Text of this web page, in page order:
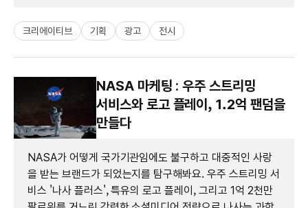
크리에이티브 기획 광고 전시
NASA 마케팅 : 우주 스트리밍
서비스와 로고 플레이, 1.2억 팬덤을
만들다
NASA가 어떻게 국가기관임에도 불구하고 대중적인 사랑
을 받는 브랜드가 되었는지를 탐구해봐요. 우주 스트리밍 서
비스 '나사 플러스', 특유의 로고 플레이, 그리고 1억 2천만